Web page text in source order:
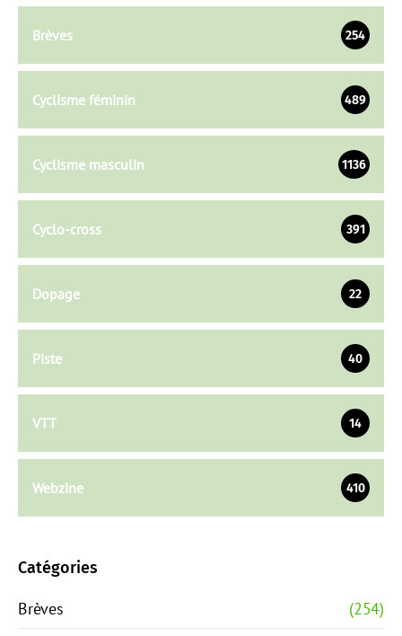
Brèves 254
Cyclisme féminin 489
Cyclisme masculin 1136
Cyclo-cross 391
Dopage 22
Piste 40
VTT 14
Webzine 410
Catégories
Brèves
(254)